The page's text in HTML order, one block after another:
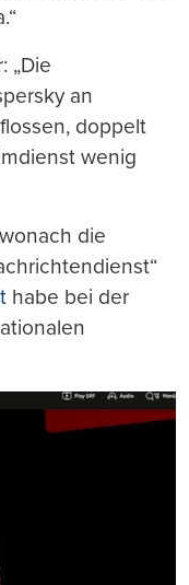
„Die
an
doppelt
wenig
die
habe bei der